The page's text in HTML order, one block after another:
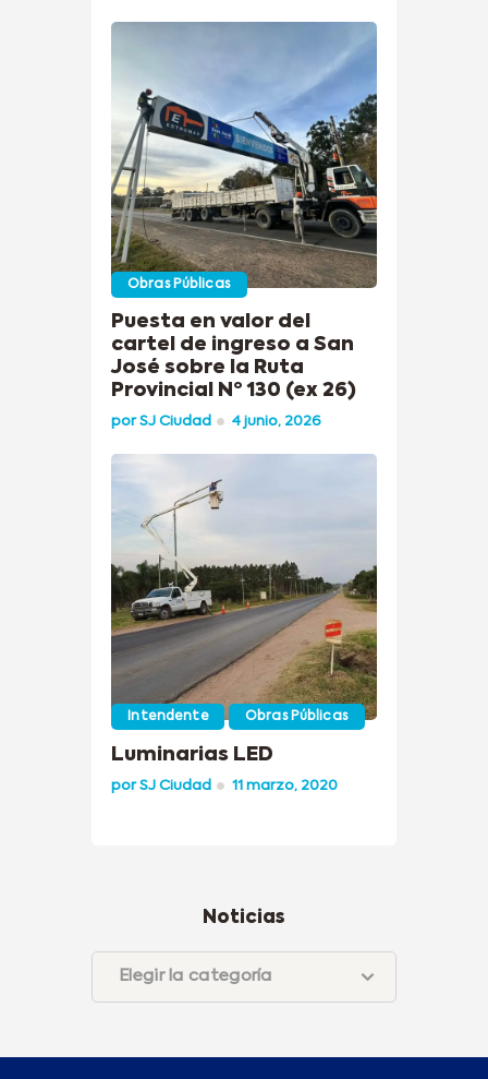
Obras Públicas
Puesta en valor del
cartel de ingreso a San
José sobre la Ruta
Provincial Nº 130 (ex 26)
porSJ Ciudad 4 junio, 2026
Intendente Obras Públicas
Luminarias LED
porSJ Ciudad 11 marzo, 2020
Noticias